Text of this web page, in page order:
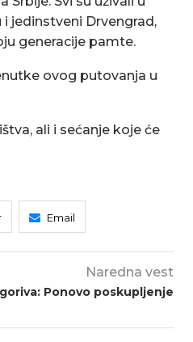
jedinstveni Drvengrad,
generacije pamte.
ovog putovanja u
ali i sećanje koje će
Email
Naredna vest
Ponovo poskupljenje